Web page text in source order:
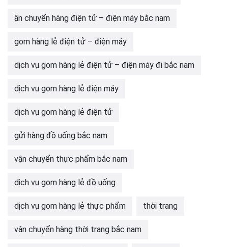
ận chuyển hàng điện tử – điện máy bắc nam
gom hàng lẻ điện tử – điện máy
dịch vụ gom hàng lẻ điện tử – điện máy đi bắc nam
dịch vụ gom hàng lẻ điện máy
dịch vụ gom hàng lẻ điện tử
gửi hàng đồ uống bắc nam
vận chuyển thực phẩm bắc nam
dịch vụ gom hàng lẻ đồ uống
dịch vụ gom hàng lẻ thực phẩm thời trang
vận chuyển hàng thời trang bắc nam